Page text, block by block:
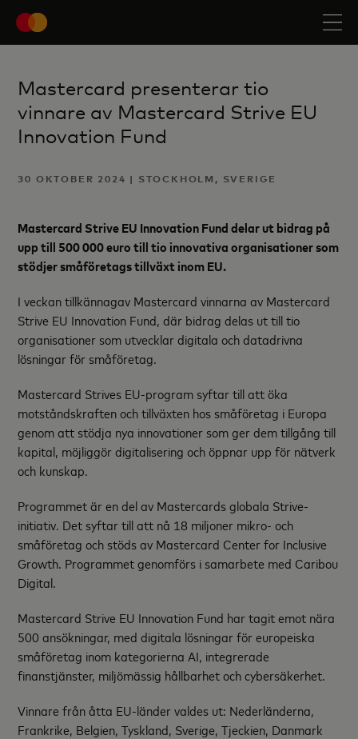
Mastercard presenterar tio
vinnare av Mastercard Strive EU
Innovation Fund
30 OKTOBER 2024 | STOCKHOLM, SVERIGE
Mastercard Strive EU Innovation Fund delar ut bidrag på
upp till 500 000 euro till tio innovativa organisationer som
stödjer småföretags tillväxt inom EU.
I veckan tillkännagav Mastercard vinnarna av Mastercard
Strive EU Innovation Fund, där bidrag delas ut till tio
organisationer som utvecklar digitala och datadrivna
lösningar för småföretag.
Mastercard Strives EU-program syftar till att öka
motståndskraften och tillväxten hos småföretag i Europa
genom att stödja nya innovationer som ger dem tillgång till
kapital, möjliggör digitalisering och öppnar upp för nätverk
och kunskap.
Programmet är en del av Mastercards globala Strive-
initiativ. Det syftar till att nå 18 miljoner mikro- och
småföretag och stöds av Mastercard Center for Inclusive
Growth. Programmet genomförs i samarbete med Caribou
Digital.
Mastercard Strive EU Innovation Fund har tagit emot nära
500 ansökningar, med digitala lösningar för europeiska
småföretag inom kategorierna AI, integrerade
finanstjänster, miljömässig hållbarhet och cybersäkerhet.
Vinnare från åtta EU-länder valdes ut: Nederländerna,
Frankrike, Belgien, Tyskland, Sverige, Tjeckien, Danmark